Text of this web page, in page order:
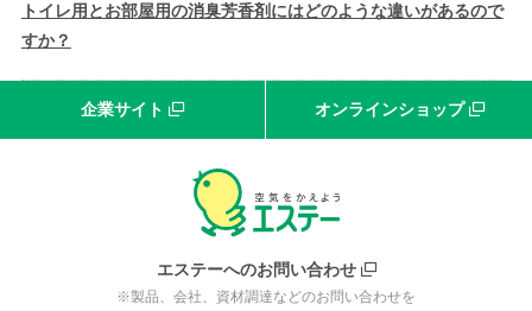
トイレ用とお部屋用の消臭芳香剤にはどのような違いがあるので
すか？
企業サイト オンラインショップ
エステーへのお問い合わせ
※製品、会社、資材調達などのお問い合わせを